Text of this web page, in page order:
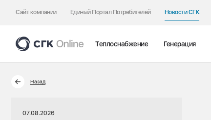
Сайт компании Единый Портал Потребителей Новости СГК
Теплоснабжение Генерация
Назад
07.08.2026